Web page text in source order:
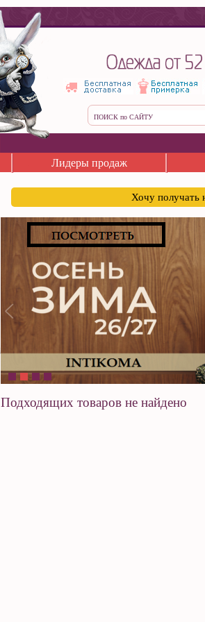
Лидеры продаж
Хочу получать
Подходящих товаров не найдено